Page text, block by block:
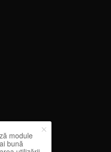
module
bună